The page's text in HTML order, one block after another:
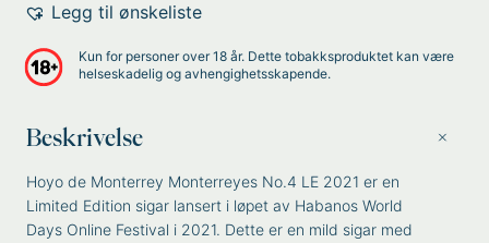
Legg til ønskeliste
Kun for personer over 18 år. Dette tobakksproduktet kan være
helseskadelig og avhengighetsskapende.
Beskrivelse
Hoyo de Monterrey Monterreyes No.4 LE 2021 er en
Limited Edition sigar lansert i løpet av Habanos World
Days Online Festival i 2021. Dette er en mild sigar med